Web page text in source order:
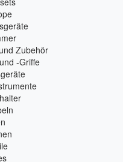
Zubehör
-Griffe